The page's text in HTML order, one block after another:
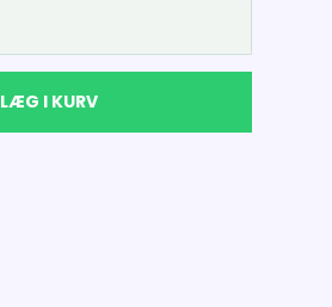
LÆG I KURV